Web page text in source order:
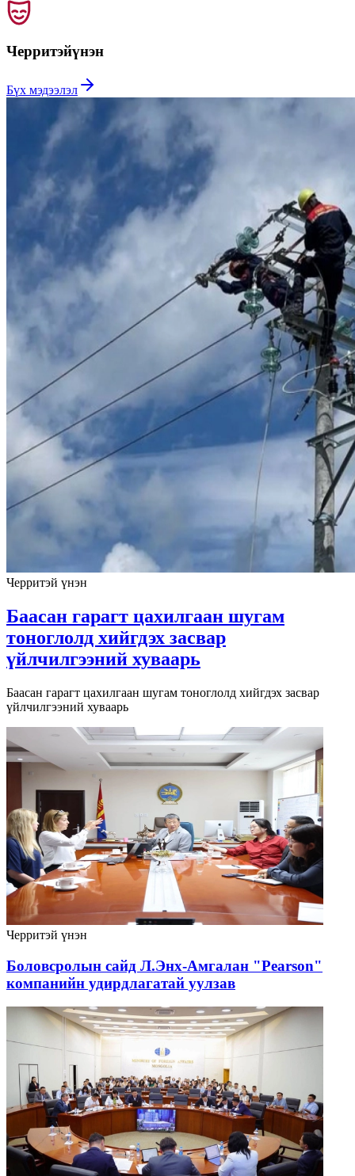
Черритэйүнэн
Бүх мэдээлэл
Черритэй үнэн
Баасан гарагт цахилгаан шугам
тоноглолд хийгдэх засвар
үйлчилгээний хуваарь
Баасан гарагт цахилгаан шугам тоноглолд хийгдэх засвар
үйлчилгээний хуваарь
Черритэй үнэн
Боловсролын сайд Л.Энх-Амгалан "Pearson"
компанийн удирдлагатай уулзав